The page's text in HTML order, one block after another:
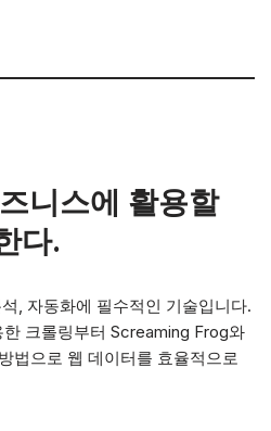
니스에 활용할
다.
, 자동화에 필수적인 기술입니다.
크롤링부터 Screaming Frog와
법으로 웹 데이터를 효율적으로